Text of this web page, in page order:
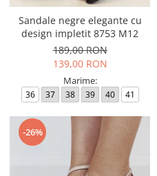
Sandale negre elegante cu
design impletit 8753 M12
189,00 RON
139,00 RON
Marime:
36 37 38 39 40 41
-26%